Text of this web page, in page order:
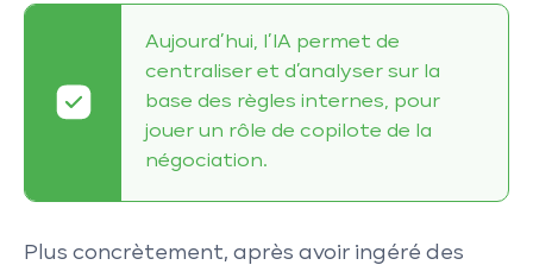
Aujourd’hui, l’IA permet de
centraliser et d’analyser sur la
base des règles internes, pour
jouer un rôle de copilote de la
négociation.
Plus concrètement, après avoir ingéré des